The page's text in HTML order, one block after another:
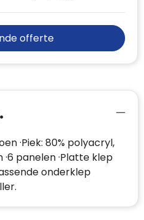
offerte
·Piek: 80% polyacryl,
·6 panelen ·Platte klep
onderklep